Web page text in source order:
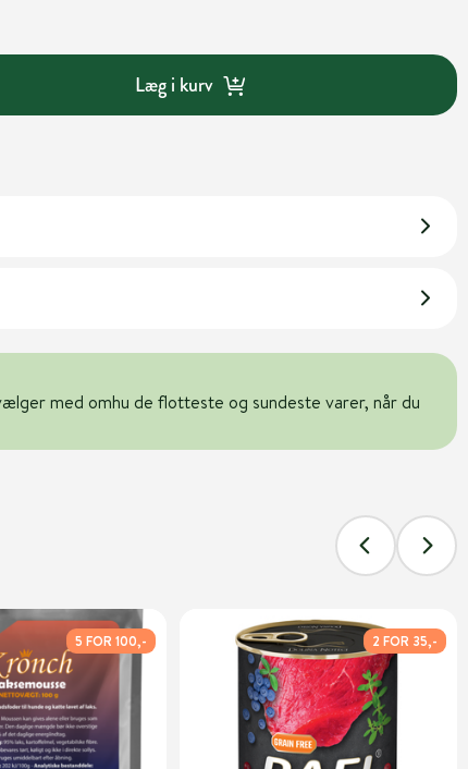
Læg i kurv
med omhu de flotteste og sundeste varer, når du
5 FOR 100,- 2 FOR 35,-